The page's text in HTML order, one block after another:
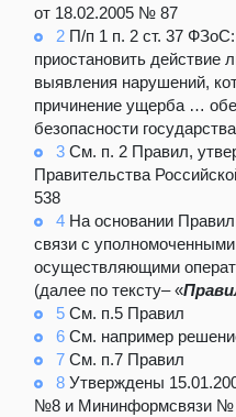
от 18.02.2005 № 87
2 П/п 1 п. 2 ст. 37
приостановить действие
выявления нарушений,
причинение ущерба …
безопасности государства
3 См. п. 2 Правил,
Правительства
538
4 На основании
связи с
осуществляющими
(далее по тексту– «
5 См. п.5 Правил
6 См. например
7 См. п.7 Правил
8 Утверждены
№8 и Мининформсвязи №